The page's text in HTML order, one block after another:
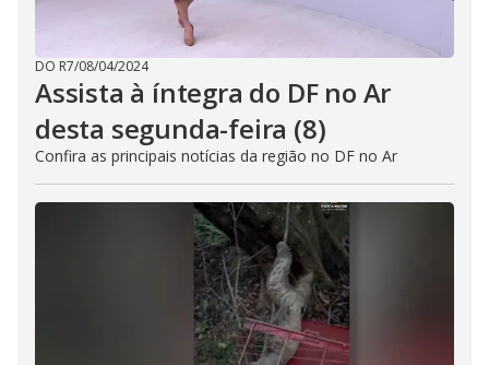
DO R7/08/04/2024
Assista à íntegra do DF no Ar
desta segunda-feira (8)
Confira as principais notícias da região no DF no Ar